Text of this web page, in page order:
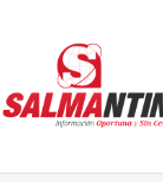
-